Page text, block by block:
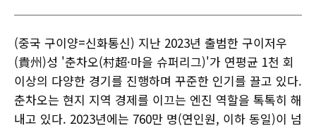
(중국 구이양=신화통신) 지난 2023년 출범한 구이저우
(貴州)성 '춘차오(村超·마을 슈퍼리그)'가 연평균 1천 회
이상의 다양한 경기를 진행하며 꾸준한 인기를 끌고 있다.
춘차오는 현지 지역 경제를 이끄는 엔진 역할을 톡톡히 해
내고 있다. 2023년에는 760만 명(연인원, 이하 동일)이 넘